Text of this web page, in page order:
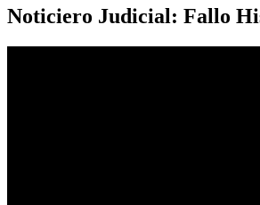
Noticiero Judicial: Fallo